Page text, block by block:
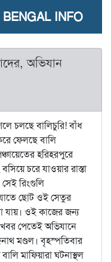
BENGAL INFO
অভিযান
চলছে বালিচুরি! বাঁধ
ফেলছে বালি
হরিহরপুরে
চরে যাওয়ার রাস্তা
রিংগুলি
যাতে ছোট ওই সেতুর
যায়। ওই কাজের জন্য
পেতেই অভিযানে
মণ্ডল। বৃহস্পতিবার
মাফিয়ারা ঘটনাস্থল